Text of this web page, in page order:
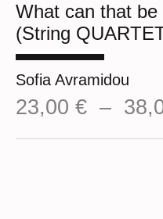
What can that
(String
Sofia Avramidou
23,00 € –